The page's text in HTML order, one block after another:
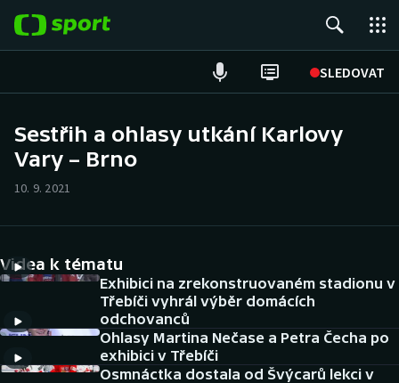
SLEDOVAT
Hokej
Cyklistika
DALŠÍ SPORTY
Americký fotbal
NEPŘEHLÉDNĚTE
Sestřih a ohlasy utkání Karlovy
Vary – Brno
10. 9. 2021
Videa k tématu
Exhibici na zrekonstruovaném stadionu v
Třebíči vyhrál výběr domácích
odchovanců
Ohlasy Martina Nečase a Petra Čecha po
exhibici v Třebíči
Osmnáctka dostala od Švýcarů lekci v